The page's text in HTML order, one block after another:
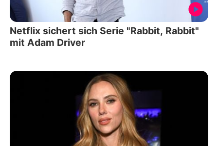
Netflix sichert sich Serie "Rabbit, Rabbit"
mit Adam Driver